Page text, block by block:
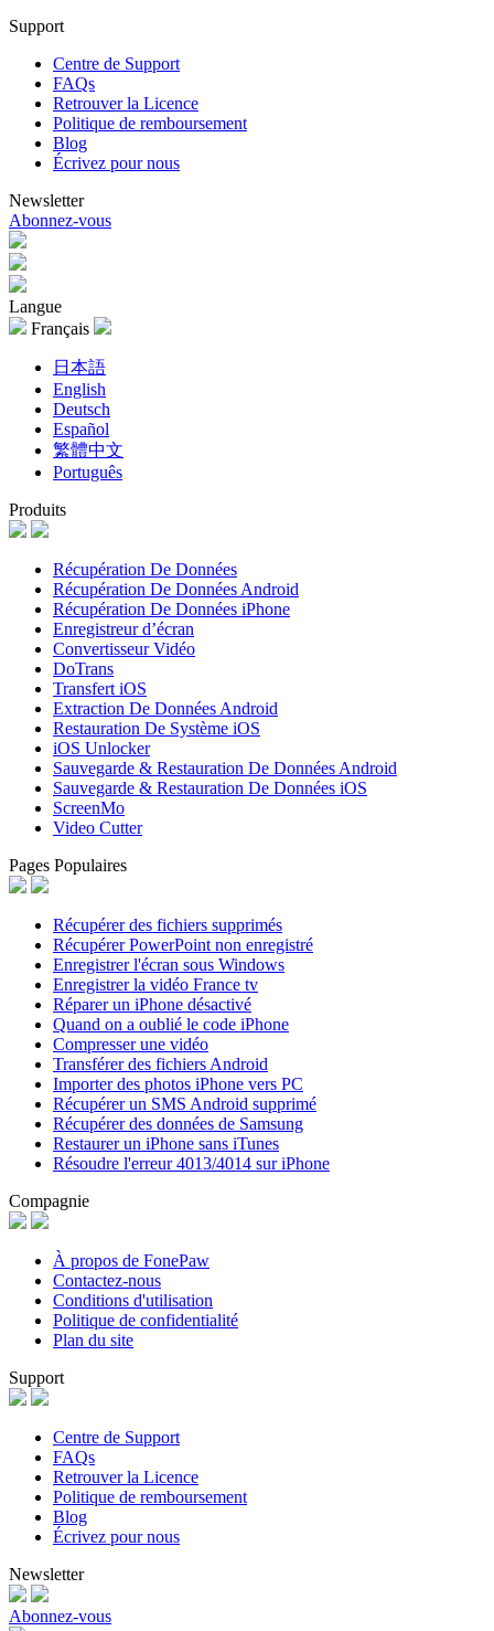
Support
Centre de Support
FAQs
Retrouver la Licence
Politique de remboursement
Blog
Écrivez pour nous
Newsletter
Abonnez-vous
Langue
Français
日本語
English
Deutsch
Español
繁體中文
Português
Produits
Récupération De Données
Récupération De Données Android
Récupération De Données iPhone
Enregistreur d’écran
Convertisseur Vidéo
DoTrans
Transfert iOS
Extraction De Données Android
Restauration De Système iOS
iOS Unlocker
Sauvegarde & Restauration De Données Android
Sauvegarde & Restauration De Données iOS
ScreenMo
Video Cutter
Pages Populaires
Récupérer des fichiers supprimés
Récupérer PowerPoint non enregistré
Enregistrer l'écran sous Windows
Enregistrer la vidéo France tv
Réparer un iPhone désactivé
Quand on a oublié le code iPhone
Compresser une vidéo
Transférer des fichiers Android
Importer des photos iPhone vers PC
Récupérer un SMS Android supprimé
Récupérer des données de Samsung
Restaurer un iPhone sans iTunes
Résoudre l'erreur 4013/4014 sur iPhone
Compagnie
À propos de FonePaw
Contactez-nous
Conditions d'utilisation
Politique de confidentialité
Plan du site
Support
Centre de Support
FAQs
Retrouver la Licence
Politique de remboursement
Blog
Écrivez pour nous
Newsletter
Abonnez-vous